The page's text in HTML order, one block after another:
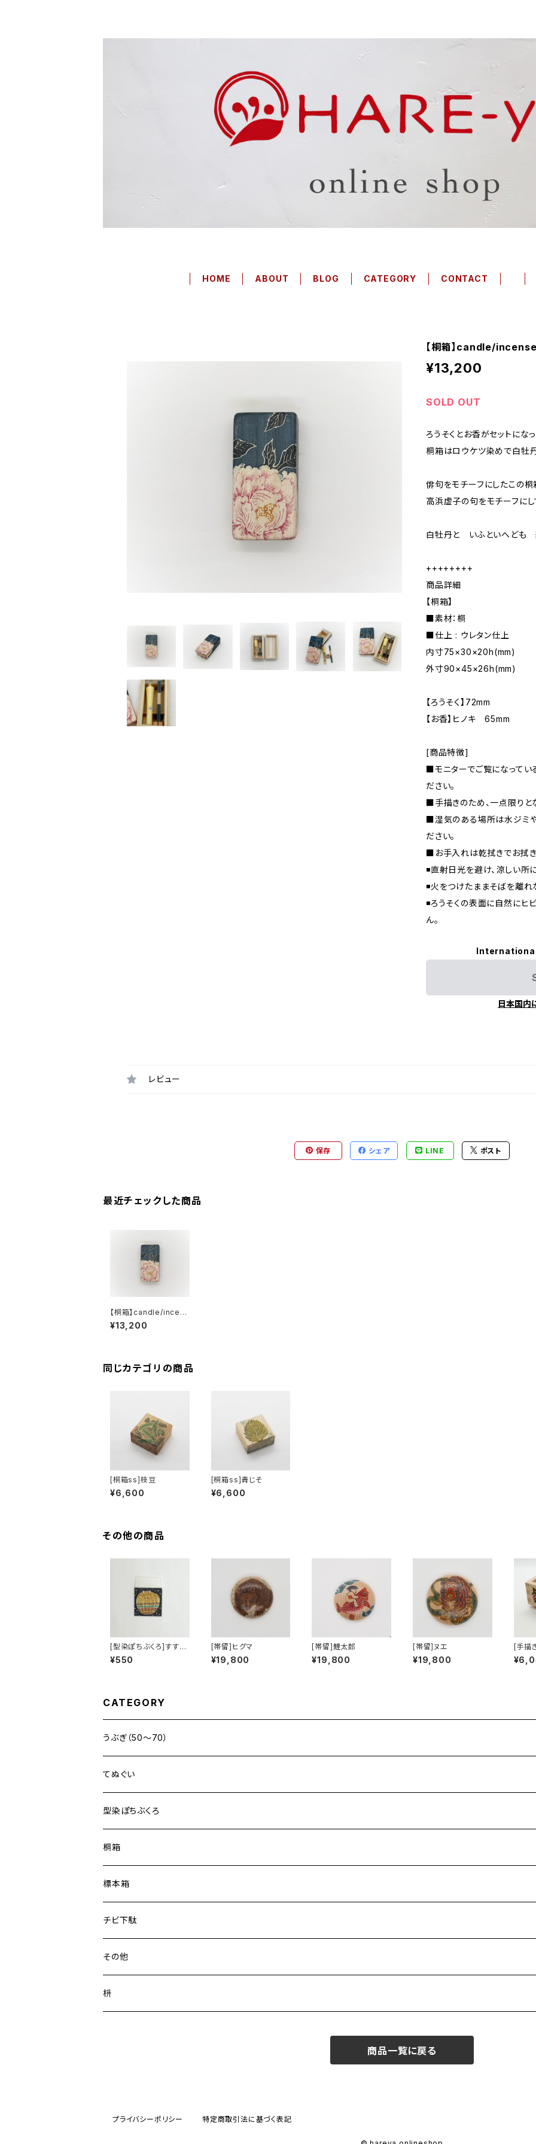
HOME ABOUT BLOG CATEGORY CONTACT
【桐箱】candle/
¥13,200
SOLD OUT
ろうそくとお香がセットにな
桐箱はロウケツ染めで白牡
俳句をモチーフにしたこの
高浜虚子の句をモチーフにし
白牡丹と いふといへども
++++++++
商品詳細
【桐箱】
■素材：桐
■仕上 : ウレタン仕上
内寸75×30×20h(mm)
外寸90×45×26h(mm)
【ろうそく】72mm
【お香】ヒノキ 65mm
[商品特徴]
■モニターでご覧になってい
ださい。
■手描きのため、一点限りと
■湿気のある場所は水ジミ
ださい。
■お手入れは乾拭きでお拭き
◾️直射日光を避け、涼しい所
◾️火をつけたままそばを離れ
◾️ろうそくの表面に自然にヒ
ん。
日本国内
レビュー
保存 シェア LINE ポスト
最近チェックした商品
【桐箱】candle/incens
e set
¥13,200
同じカテゴリの商品
[桐箱ss]枝豆
¥6,600
[桐箱ss]青じそ
¥6,600
その他の商品
[型染ぽちぶくろ]すすき
みみずく
¥550
[帯留]ヒグマ
¥19,800
[帯留]鯉太郎
¥19,800
[帯留]ヌエ
¥19,800
[手描
さぎ
CATEGORY
うぶぎ（50〜70）
てぬぐい
型染ぽちぶくろ
桐箱
SS（40/40/20)
S(40/40/38)
C(130/80/30)
P(160/110/40)
標本箱
30mm
そら
うみ
42mm
帯留
チビ下駄
その他
Tシャツ
枡
商品一覧に戻る
プライバシーポリシー 特定商取引法に基づく表記